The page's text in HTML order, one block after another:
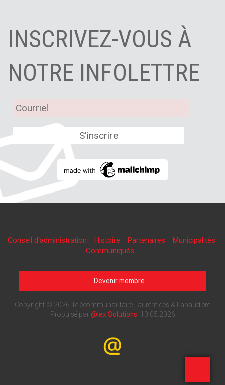
INSCRIVEZ-VOUS À
NOTRE INFOLETTRE
Conseil d'administration Histoire Partenaires
Municipalités
Communiqués
Devenir membre
Copyright © 2026 Télécommunautaire Laurentides & Lanaudière
Propulsé par @lex Solutions 10.05.2026